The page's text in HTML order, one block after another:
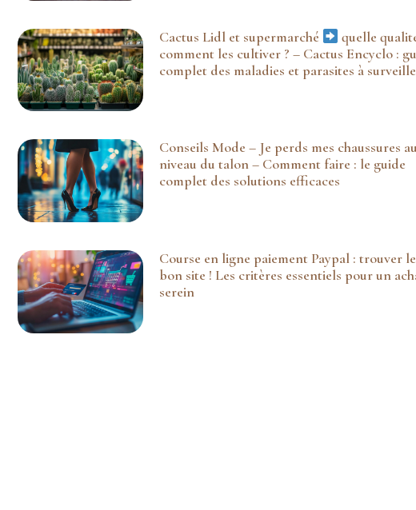
Cactus Lidl et supermarché
quelle
comment les cultiver ? – Cactus Encyclo :
complet des maladies et parasites à
Conseils Mode – Je perds mes chaussures
niveau du talon – Comment faire : le guide
complet des solutions efficaces
Course en ligne paiement Paypal : trouver le
bon site ! Les critères essentiels pour un
serein